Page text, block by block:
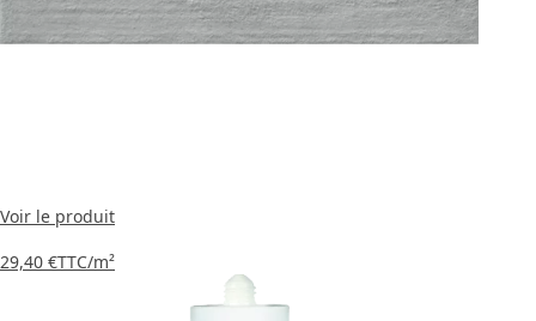
Voir le produit
29,40 €TTC/m²